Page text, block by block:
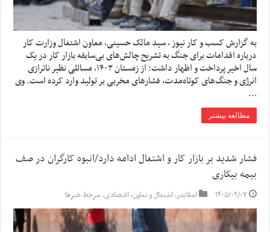
به گزارش کسب و کار نیوز ، سید مالک حسینی، معاون اشتغال وزارت کار
درباره اقدامات برای جنگ به تشریح چالش‌های بی‌سابقه بازار کار در یک
سال اخیر پرداخت و اظهار داشت: از زمستان ۱۴۰۳، مسائلی نظیر ناترازی
انرژی و جنگ‌های کوتاه‌مدت، فشارهای مخربی بر تولید وارد کرده است. وی
…
مطالعه بیشتر
فشار شدید بر بازار کار و اشتغال ادامه دارد/انبوه کارگران در صف
بیمه بیکاری
۱۴۰۵/۰۲/۰۷ اسلایدر,اشتغال و تعاون,اقتصادی,سرخط خبرها